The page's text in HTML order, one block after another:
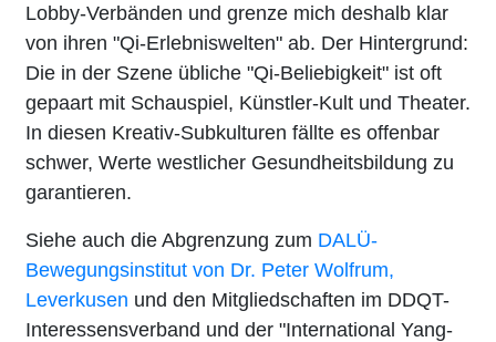
Lobby-Verbänden und grenze mich deshalb klar
von ihren "Qi-Erlebniswelten" ab. Der Hintergrund:
Die in der Szene übliche "Qi-Beliebigkeit" ist oft
gepaart mit Schauspiel, Künstler-Kult und Theater.
In diesen Kreativ-Subkulturen fällte es offenbar
schwer, Werte westlicher Gesundheitsbildung zu
garantieren.
Siehe auch die Abgrenzung zum DALÜ-
Bewegungsinstitut von Dr. Peter Wolfrum,
Leverkusen und den Mitgliedschaften im DDQT-
Interessensverband und der "International Yang-